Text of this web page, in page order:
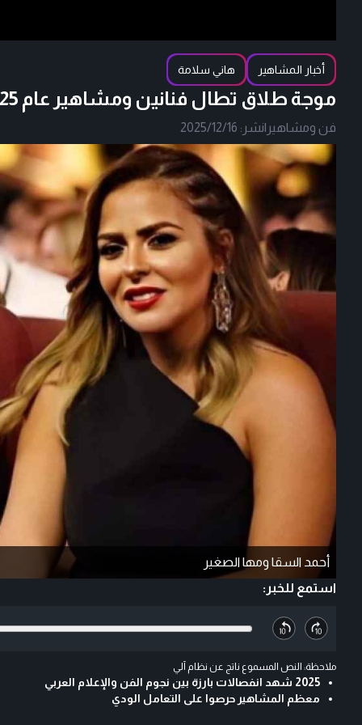
أخبار المشاهير هاني سلامة
موجة طلاق تطال فنانين ومشاهير عام 2025
فن ومشاهير نشر: 2025/12/16
أحمد السقا ومها الصغير
استمع للخبر:
ملاحظة: النص المسموع ناتج عن نظام آلي
2025 شهد انفصالات بارزة بين نجوم الفن والإعلام العربي
معظم المشاهير حرصوا على التعامل الودي